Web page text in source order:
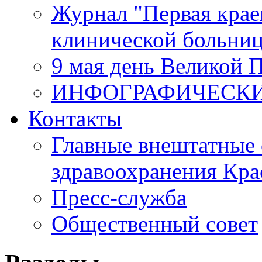
Журнал "Первая
клинической
9 мая день Великой
Контакты
Главные внештатные
здравоохранения
Пресс-служба
Общественный совет